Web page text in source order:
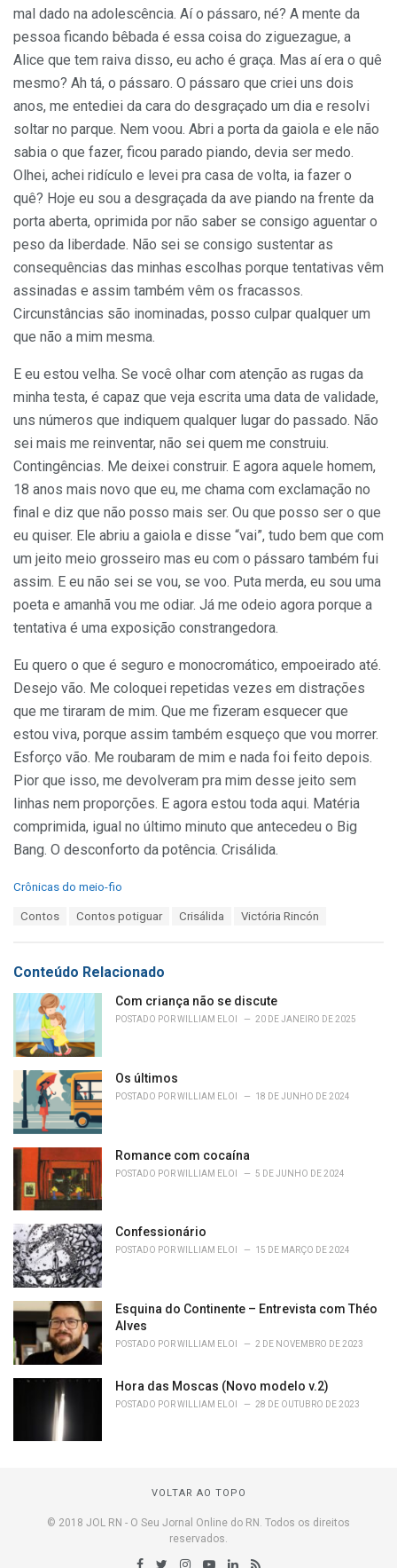
mal dado na adolescência. Aí o pássaro, né? A mente da
pessoa ficando bêbada é essa coisa do ziguezague, a
Alice que tem raiva disso, eu acho é graça. Mas aí era o quê
mesmo? Ah tá, o pássaro. O pássaro que criei uns dois
anos, me entediei da cara do desgraçado um dia e resolvi
soltar no parque. Nem voou. Abri a porta da gaiola e ele não
sabia o que fazer, ficou parado piando, devia ser medo.
Olhei, achei ridículo e levei pra casa de volta, ia fazer o
quê? Hoje eu sou a desgraçada da ave piando na frente da
porta aberta, oprimida por não saber se consigo aguentar o
peso da liberdade. Não sei se consigo sustentar as
consequências das minhas escolhas porque tentativas vêm
assinadas e assim também vêm os fracassos.
Circunstâncias são inominadas, posso culpar qualquer um
que não a mim mesma.
E eu estou velha. Se você olhar com atenção as rugas da
minha testa, é capaz que veja escrita uma data de validade,
uns números que indiquem qualquer lugar do passado. Não
sei mais me reinventar, não sei quem me construiu.
Contingências. Me deixei construir. E agora aquele homem,
18 anos mais novo que eu, me chama com exclamação no
final e diz que não posso mais ser. Ou que posso ser o que
eu quiser. Ele abriu a gaiola e disse “vai”, tudo bem que com
um jeito meio grosseiro mas eu com o pássaro também fui
assim. E eu não sei se vou, se voo. Puta merda, eu sou uma
poeta e amanhã vou me odiar. Já me odeio agora porque a
tentativa é uma exposição constrangedora.
Eu quero o que é seguro e monocromático, empoeirado até.
Desejo vão. Me coloquei repetidas vezes em distrações
que me tiraram de mim. Que me fizeram esquecer que
estou viva, porque assim também esqueço que vou morrer.
Esforço vão. Me roubaram de mim e nada foi feito depois.
Pior que isso, me devolveram pra mim desse jeito sem
linhas nem proporções. E agora estou toda aqui. Matéria
comprimida, igual no último minuto que antecedeu o Big
Bang. O desconforto da potência. Crisálida.
C
o
r
i
e
s
:
Crônicas do meio-fio
:
Contos Contos potiguar Crisálida Victória Rincón
Conteúdo Relacionado
Com criança não se discute
POSTADO PORWILLIAM ELOI 20 DE JANEIRO DE 2025
Os últimos
POSTADO PORWILLIAM ELOI 18 DE JUNHO DE 2024
Romance com cocaína
POSTADO PORWILLIAM ELOI 5 DE JUNHO DE 2024
Confessionário
POSTADO PORWILLIAM ELOI 15 DE MARÇO DE 2024
Esquina do Continente – Entrevista com Théo
Alves
POSTADO PORWILLIAM ELOI 2 DE NOVEMBRO DE 2023
Hora das Moscas (Novo modelo v.2)
POSTADO PORWILLIAM ELOI 28 DE OUTUBRO DE 2023
VOLTAR AO TOPO
© 2018 JOL RN - O Seu Jornal Online do RN. Todos os direitos
reservados.